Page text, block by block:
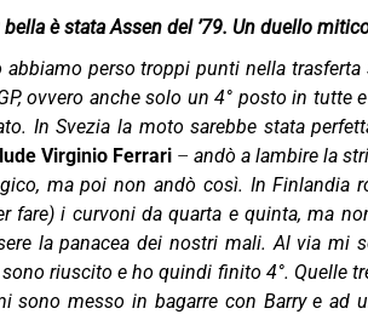
è stata Assen del ’79. Un duello
abbiamo perso troppi punti nella
ovvero anche solo un 4° posto in
In Svezia la moto sarebbe stata
Virginio Ferrari –andò a lambire la
ma poi non andò così. In Finlandia
fare) i curvoni da quarta e quinta, ma
la panacea dei nostri mali. Al via
riuscito e ho quindi finito 4°. Quelle
sono messo in bagarre con Barry e